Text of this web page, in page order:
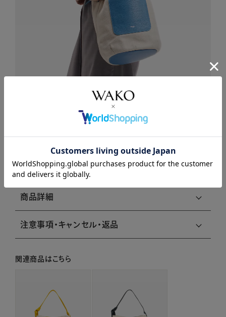
商品説明
商品詳細
注意事項・キャンセル・返品
関連商品はこちら